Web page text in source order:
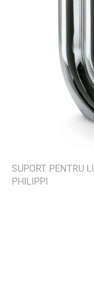
SUPORT PENTRU
PHILIPPI